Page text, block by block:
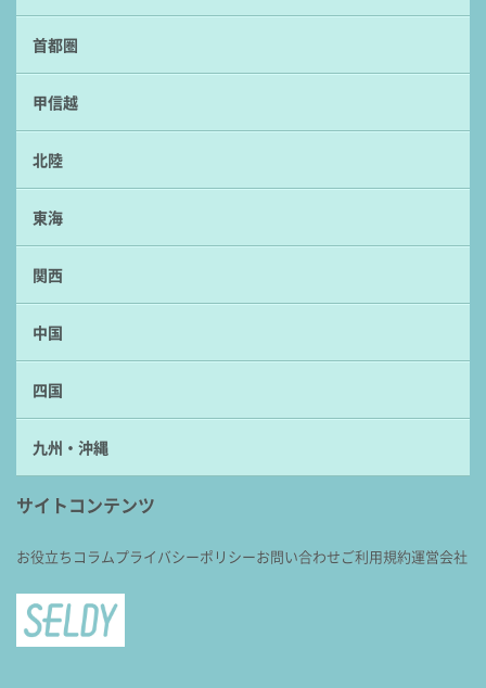
首都圏
甲信越
北陸
東海
関西
中国
四国
九州・沖縄
サイトコンテンツ
お役立ちコラムプライバシーポリシーお問い合わせご利用規約運営会社